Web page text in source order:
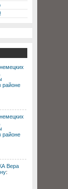
районе
районе
Вера
: